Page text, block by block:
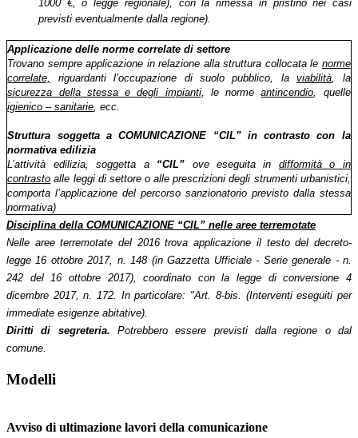
1000 €, o legge regionale), con la rimessa in pristino nei casi
previsti eventualmente dalla regione).
Applicazione delle norme correlate di settore
Trovano sempre applicazione in relazione alla struttura collocata le norme
correlate,
riguardanti l’occupazione di suolo pubblico, laviabilità , la
sicurezza della stessa e degli impianti, le normeantincendio , quelle
igienico – sanitarie , ecc.
Struttura soggetta a COMUNICAZIONE “CIL” in contrasto con la
normativa edilizia
L’attività edilizia, soggetta a “CIL” ove eseguita in difformità o in
contrasto alle leggi di settore o alle prescrizioni degli strumenti urbanistici,
comporta l’applicazione del percorso sanzionatorio previsto dalla stessa
normativa)
Disciplina della COMUNICAZIONE “CIL” nelle aree terremotate
Nelle aree terremotate del 2016 trova applicazione il testo del decreto-
legge 16 ottobre 2017, n. 148 (in Gazzetta Ufficiale - Serie generale - n.
242 del 16 ottobre 2017), coordinato con la legge di conversione 4
dicembre 2017, n. 172. In particolare: "Art. 8-bis. (Interventi eseguiti per
immediate esigenze abitative).
Diritti di segreteria. Potrebbero essere previsti dalla regione o dal
comune.
Modelli
Avviso di ultimazione lavori della comunicazione